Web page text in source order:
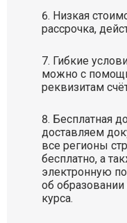
Низкая
рассрочка,
Гибкие
можно с
реквизитам
Бесплатная
доставляем
все регионы
бесплатно, а
электронную
об
курса.